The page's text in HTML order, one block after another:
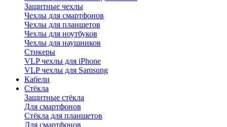
Защитные чехлы
Чехлы для смартфонов
Чехлы для планшетов
Чехлы для ноутбуков
Чехлы для наушников
Стикеры
VLP чехлы для iPhone
VLP чехлы для Samsung
Кабели
Стёкла
Защитные стёкла
Для смартфонов
Стёкла для планшетов
Для смартфонов